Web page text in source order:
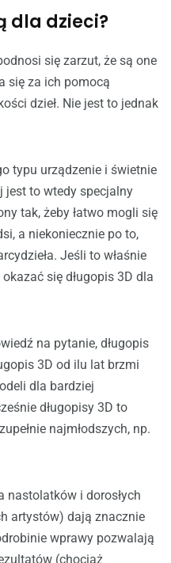
dla dzieci?
się zarzut, że są one
się za ich pomocą
dzieł. Nie jest to jednak
typu urządzenie i świetnie
jest to wtedy specjalny
tak, żeby łatwo mogli się
a niekoniecznie po to,
Jeśli to właśnie
się długopis 3D dla
na pytanie, długopis
3D od ilu lat brzmi
dla bardziej
długopisy 3D to
najmłodszych, np.
nastolatków i dorosłych
artystów) dają znacznie
wprawy pozwalają
(chociaż